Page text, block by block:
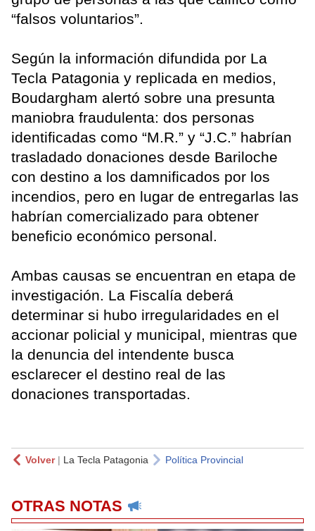
“falsos voluntarios”.
Según la información difundida por La
Tecla Patagonia y replicada en medios,
Boudargham alertó sobre una presunta
maniobra fraudulenta: dos personas
identificadas como “M.R.” y “J.C.” habrían
trasladado donaciones desde Bariloche
con destino a los damnificados por los
incendios, pero en lugar de entregarlas las
habrían comercializado para obtener
beneficio económico personal.
Ambas causas se encuentran en etapa de
investigación. La Fiscalía deberá
determinar si hubo irregularidades en el
accionar policial y municipal, mientras que
la denuncia del intendente busca
esclarecer el destino real de las
donaciones transportadas.
Volver| La Tecla Patagonia Política Provincial
OTRAS NOTAS